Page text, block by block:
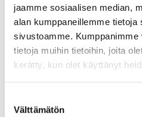
jaamme sosiaalisen median,
alan kumppaneillemme tietoja
sivustoamme. Kumppanimme
tietoja muihin tietoihin, joita
kerätty, kun olet käyttänyt
valinta
Välttämätön
Tiistai 16.8.
Kerry -
Irlantilainen aamiainen
lähdetään kuuluisalle Ring of
maisemakierrokselle.
Euroopan kauneimmista